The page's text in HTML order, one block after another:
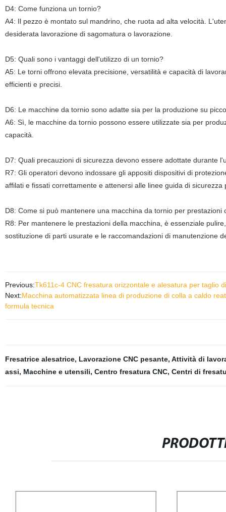
D4: Come funziona un tornio?
A4: Il pezzo è montato sul mandrino, che ruota ad alta velocità.
desiderata lavorazione di sagomatura o lavorazione.
D5: Quali sono i vantaggi dell'utilizzo di un tornio?
A5: Le torni offrono elevata precisione, versatilità e capacità di
efficienti e precisi.
D6: Le macchine da tornio sono adatte sia per la produzione su
A6: Sì, le macchine da tornio possono essere utilizzate sia per
capacità.
D7: Quali precauzioni di sicurezza devono essere adottate durante
R7: Gli operatori devono indossare gli appositi dispositivi di
affilati e fissati correttamente e attenersi alle linee guida di
D8: Come si può mantenere una macchina da tornio per prestazioni
R8: Per mantenere le prestazioni della macchina, è essenziale
sostituzione di parti usurate e le raccomandazioni di manutenzione
Previous:Tk611c-4 CNC fresatura orizzontale e alesatura per taglio
Next:Macchina automatizzata linea di produzione di colla a caldo
formula tecnica
Fresatrice alesatrice, Lavorazione CNC pesante, Attività di
assi, Macchine e utensili, Centro fresatura CNC, Centri di